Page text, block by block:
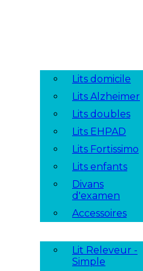
Lits domicile
Lits Alzheimer
Lits doubles
Lits EHPAD
Lits Fortissimo
Lits enfants
Divans
d'examen
Accessoires
Lit Releveur -
Simple